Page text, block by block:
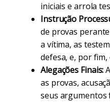
iniciais e arrola
Instrução
de provas
a vítima, as
defesa, e, por
Alegações Finais:
as provas,
seus argumentos